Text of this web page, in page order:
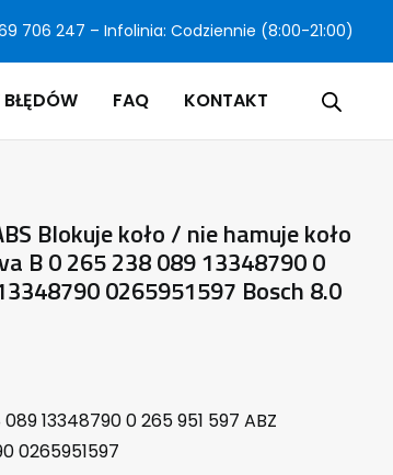
706 247 – Infolinia: Codziennie (8:00-21:00)
FAQ KONTAKT
Blokuje koło / nie hamuje koło
B 0 265 238 089 13348790 0
0265951597 Bosch 8.0
13348790 0 265 951 597 ABZ
0265951597